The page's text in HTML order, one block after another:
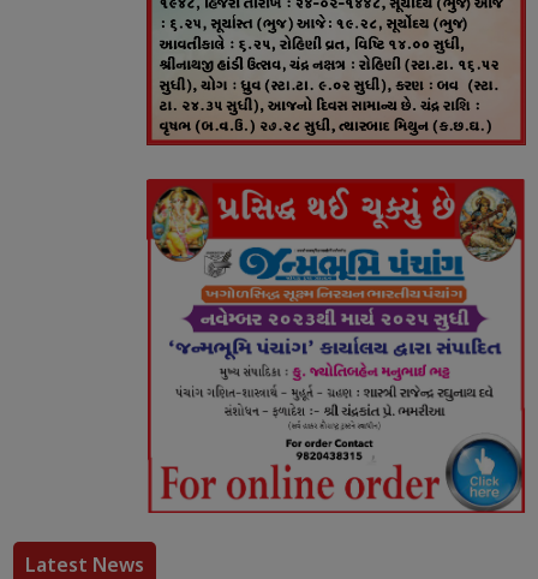
Latest News